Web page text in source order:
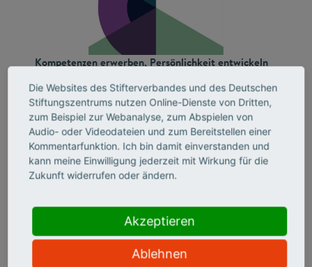
Kompetenzen erwerben, Persönlichkeit entwickeln
Engagegement erworben? Und inwiefern unterscheidet
sich dieser Lernprozess nach Engagementfeld oder Alter
der Engagierten? Die im Rahmen der Studie
ausgewerteten Daten und Interviews mit Engagierten
liefern hierzu Erkenntnisse.
Mehr Info & Download
Die Websites des Stifterverbandes und des Deutschen
Stiftungszentrums nutzen Online-Dienste von Dritten,
zum Beispiel zur Webanalyse, zum Abspielen von
Audio- oder Videodateien und zum Bereitstellen einer
Kommentarfunktion. Ich bin damit einverstanden und
kann meine Einwilligung jederzeit mit Wirkung für die
Zukunft widerrufen oder ändern.
Akzeptieren
Ablehnen